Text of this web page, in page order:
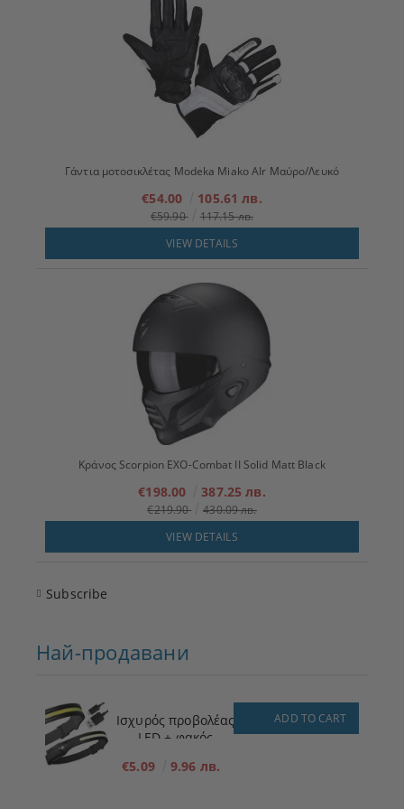
Γάντια μοτοσικλέτας Modeka Miako AIr Μαύρο/Λευκό
€54.00 105.61 лв.
€59.90
117.15 лв.
VIEW DETAILS
Κράνος Scorpion EXO-Combat II Solid Matt Black
€198.00 387.25 лв.
€219.90
430.09 лв.
VIEW DETAILS
Subscribe
Най-продавани
Ισχυρός προβολέας
LED + φακός
€5.09
9.96 лв.
ADD TO CART